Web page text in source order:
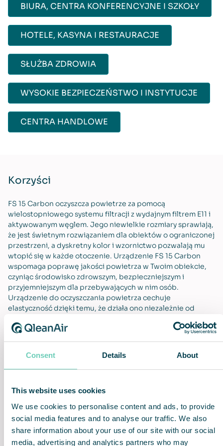
Consent Details About
This website uses cookies
We use cookies to personalise content and ads, to provide
social media features and to analyse our traffic. We also
share information about your use of our site with our social
media, advertising and analytics partners who may
BIURA, CENTRA KONFERENCYJNE I SZKOŁY
HOTELE, KASYNA I RESTAURACJE
SŁUŻBA ZDROWIA
WYSOKIE BEZPIECZEŃSTWO I INSTYTUCJE
CENTRA HANDLOWE
Korzyści
FS 15 Carbon oczyszcza powietrze za pomocą
wielostopniowego systemu filtracji z wydajnym filtrem E11 i
aktywowanym węglem. Jego niewielkie rozmiary sprawiają,
że jest świetnym rozwiązaniem dla obiektów o ograniczonej
przestrzeni, a dyskretny kolor i wzornictwo pozwalają mu
wtopić się w każde otoczenie. Urządzenie FS 15 Carbon
wspomaga poprawę jakości powietrza w Twoim obiekcie,
czyniąc środowisko zdrowszym, bezpieczniejszym i
przyjemniejszym dla przebywających w nim osób.
Urządzenie do oczyszczania powietrza cechuje
elastyczność dzięki temu, że działa ono niezależnie od
standardowego gniazda zasilania. Każde urządzenie jest
również wyposażone w pilot zdalnego sterowania,
Bezpieczne i zdrowe
powietrze w
pomieszczeniach
Efektywne wykorzystanie
przestrzeni